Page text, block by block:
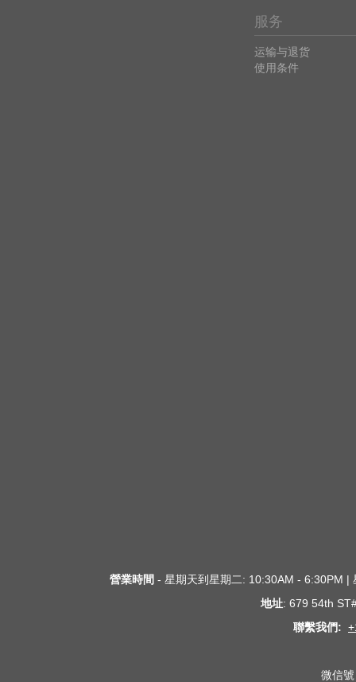
服务
运输与退货
使用条件
營業時間 - 星期天到星期二: 10:30AM - 6:30PM |
地址: 679 54th
聯繫我們:
微信